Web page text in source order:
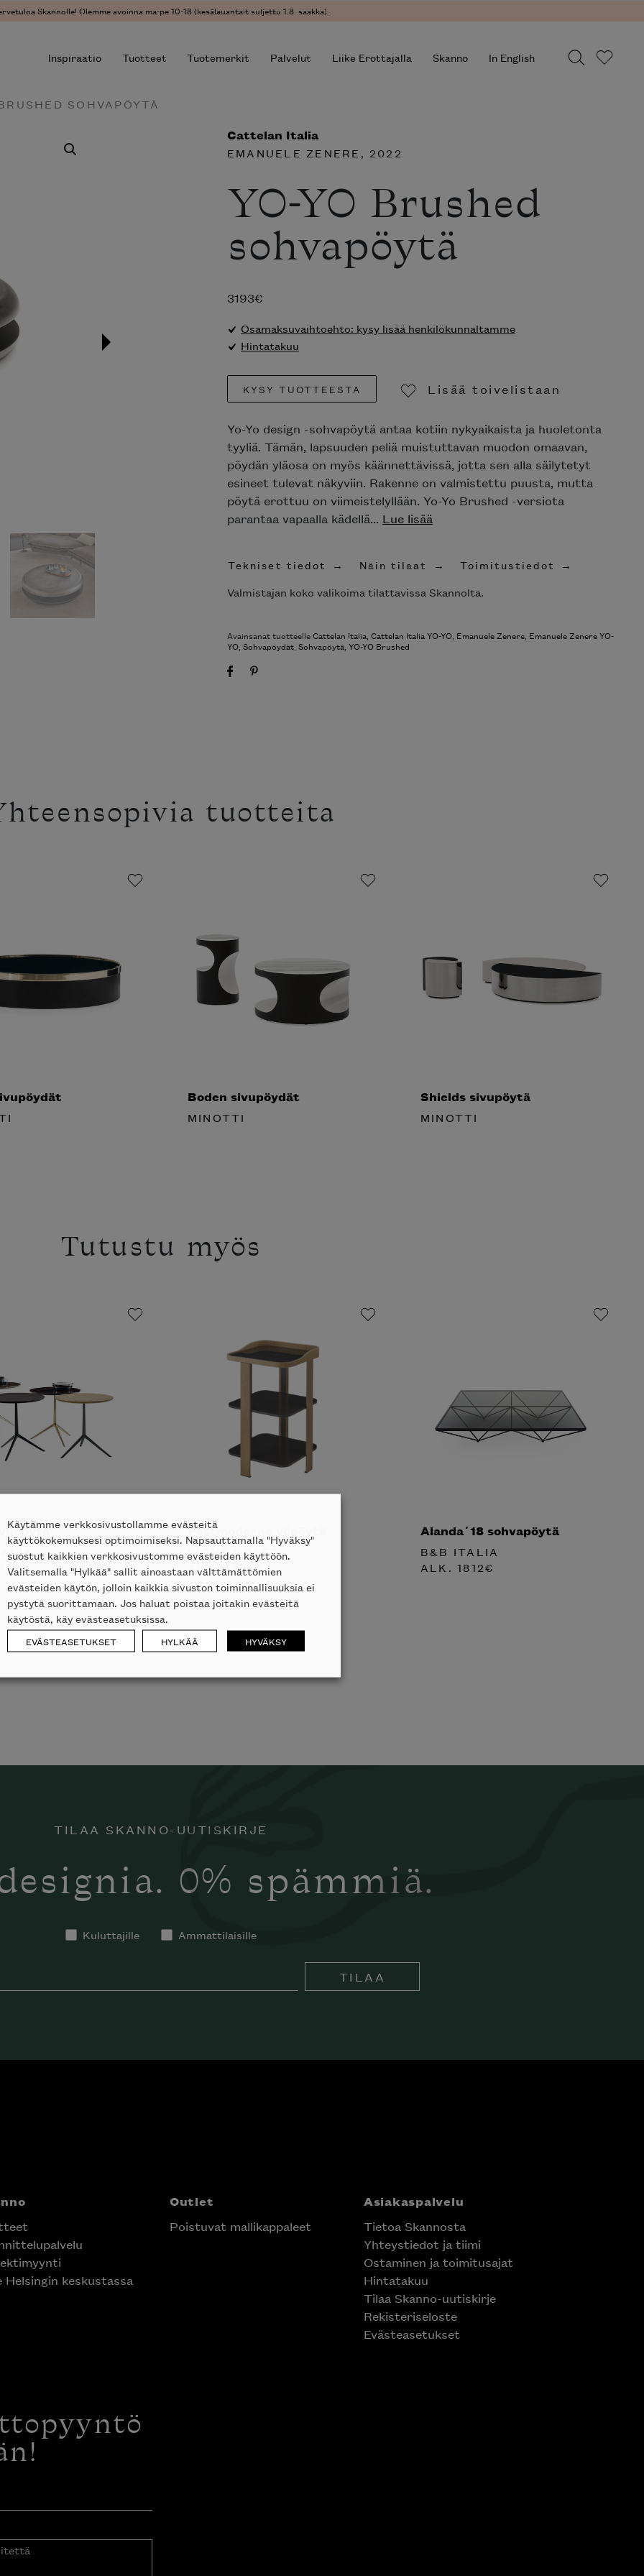
Skannolle! Olemme avoinna ma-pe 10-18 (kesälauantait suljettu 1.8. saakka).
Inspiraatio Tuotteet Tuotemerkit Palvelut Liike Erottajalla Skanno In English
SOHVAPÖYTÄ
Cattelan Italia
EMANUELE ZENERE , 2022
YO-YO Brushed
sohvapöytä
3193€
Osamaksuvaihtoehto: kysy lisää henkilökunnaltamme
Hintatakuu
KYSY TUOTTEESTA
Lisää toivelistaan
Yo-Yo design -sohvapöytä antaa kotiin nykyaikaista ja huoletonta
tyyliä. Tämän, lapsuuden peliä muistuttavan muodon omaavan,
pöydän yläosa on myös käännettävissä, jotta sen alla säilytetyt
esineet tulevat näkyviin. Rakenne on valmistettu puusta, mutta
pöytä erottuu on viimeistelyllään. Yo-Yo Brushed -versiota
parantaa vapaalla kädellä... Lue lisää
Tekniset tiedot Näin tilaat
Toimitustiedot
Valmistajan koko valikoima tilattavissa Skannolta.
Avainsanat tuotteelleCattelan Italia, Cattelan Italia YO-YO, Emanuele Zenere, Emanuele Zenere YO-
YO, Sohvapöydät, Sohvapöytä, YO-YO Brushed
tuotteita
Boden sivupöydät
MINOTTI
Shields sivupöytä
MINOTTI
Tutustu myös
€
Postmoderne yöpöytä
LIGNE ROSET
ALK.1314€
Alanda´18 sohvapöytä
B&B ITALIA
ALK.1812€
TILAA SKANNO-UUTISKIRJE
0% spämmiä.
Kuluttajille Ammattilaisille
TILAA
Helsingin keskustassa
Outlet
Poistuvat mallikappaleet
Asiakaspalvelu
Tietoa Skannosta
Yhteystiedot ja tiimi
Ostaminen ja toimitusajat
Hintatakuu
Tilaa Skanno-uutiskirje
Rekisteriseloste
Evästeasetukset
Käytämme verkkosivustollamme evästeitä
käyttökokemuksesi optimoimiseksi. Napsauttamalla "Hyväksy"
suostut kaikkien verkkosivustomme evästeiden käyttöön.
Valitsemalla "Hylkää" sallit ainoastaan välttämättömien
evästeiden käytön, jolloin kaikkia sivuston toiminnallisuuksia ei
pystytä suorittamaan. Jos haluat poistaa joitakin evästeitä
käytöstä, käy evästeasetuksissa.
EVÄSTEASETUKSET HYLKÄÄ HYVÄKSY